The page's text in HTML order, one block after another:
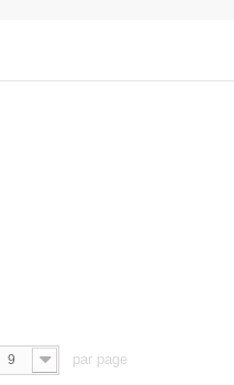
9 par page